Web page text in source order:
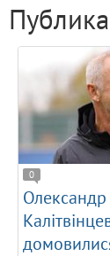
0
Олександр